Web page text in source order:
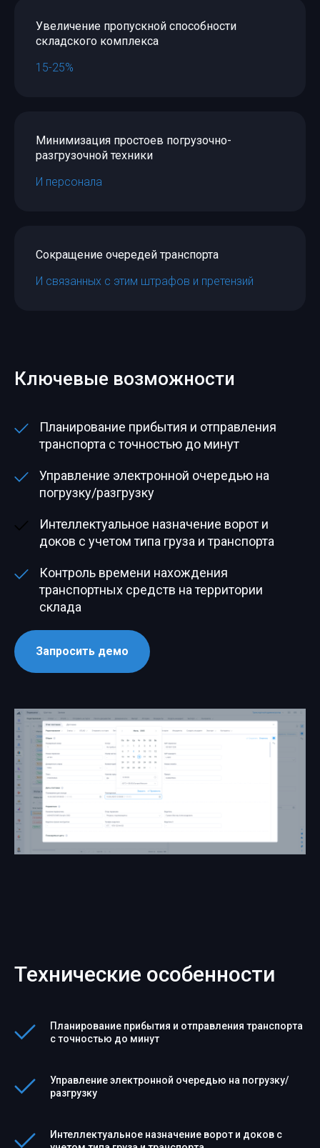
Увеличение пропускной способности
складского комплекса
15-25%
Минимизация простоев погрузочно-
разгрузочной техники
И персонала
Сокращение очередей транспорта
И связанных с этим штрафов и претензий
Ключевые возможности
Планирование прибытия и отправления
транспорта с точностью до минут
Управление электронной очередью на
погрузку/разгрузку
Интеллектуальное назначение ворот и
доков с учетом типа груза и транспорта
Контроль времени нахождения
транспортных средств на территории
склада
Запросить демо
Технические особенности
Планирование прибытия и отправления транспорта
с точностью до минут
Управление электронной очередью на погрузку/
разгрузку
Интеллектуальное назначение ворот и доков с